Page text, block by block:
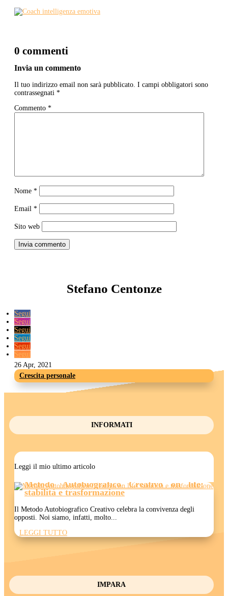
0 commenti
Invia un commento
Il tuo indirizzo email non sarà pubblicato. I campi obbligatori sono
contrassegnati *
Commento *
Nome *
Email *
Sito web
Invia commento
Stefano Centonze
Segui
Segui
Segui
Segui
Segui
Segui
26 Apr, 2021
Crescita personale
INFORMATI
Leggi il mio ultimo articolo
Metodo Autobiografico Creativo on life:
stabilità e trasformazione
Il Metodo Autobiografico Creativo celebra la convivenza degli
opposti. Noi siamo, infatti, molto...
LEGGI TUTTO
IMPARA